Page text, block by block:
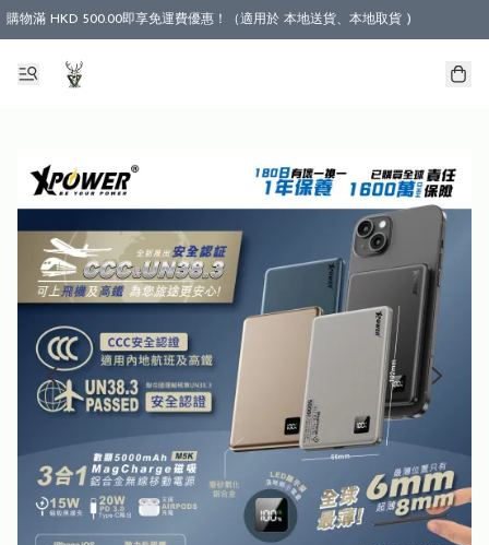
購物滿 HKD 500.00即享免運費優惠！（適用於 本地送貨、本地取貨 )